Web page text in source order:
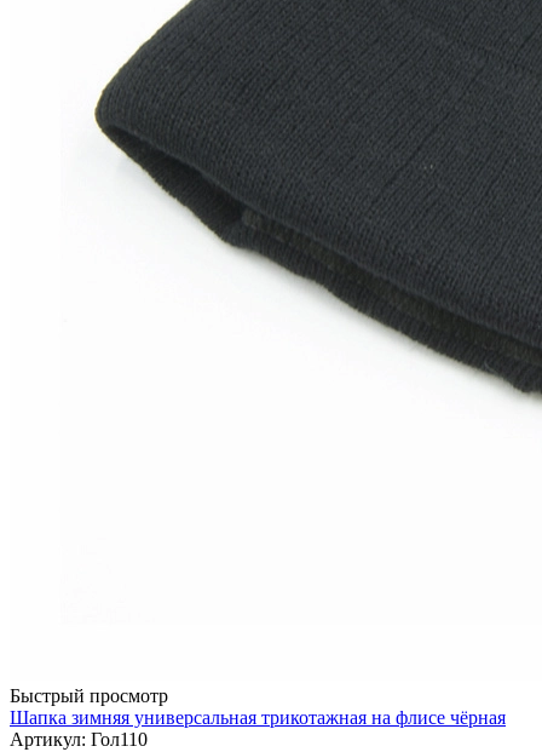
Быстрый просмотр
Шапка зимняя универсальная трикотажная на флисе чёрная
Артикул: Гол110